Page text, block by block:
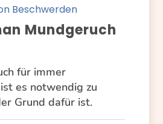
Beschwerden
Mundgeruch
für immer
es notwendig zu
Grund dafür ist.